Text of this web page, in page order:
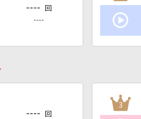
---- 回
----
---- 回
3